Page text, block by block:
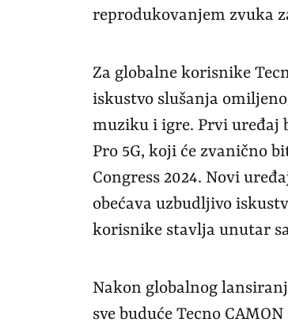
reprodukovanjem zvuka
Za globalne korisnike
iskustvo slušanja
muziku i igre. Prvi uređaj
Pro 5G, koji će zvanično
Congress 2024. Novi
obećava uzbudljivo
korisnike stavlja unutar
Nakon globalnog
sve buduće Tecno